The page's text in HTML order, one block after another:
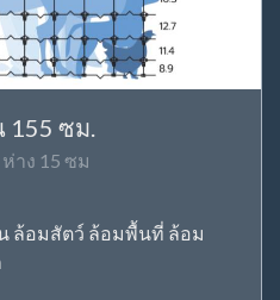
155 ซม.
าง 15 ซม
ล้อมสัตว์ ล้อมพื้นที่ ล้อม